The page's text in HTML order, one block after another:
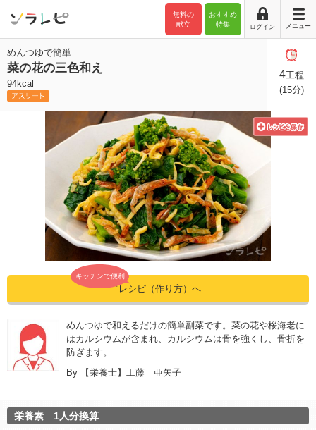
おすすめ
特集
無料の
献立
ログイン メニュー
めんつゆで簡単
菜の花の三色和え
94kcal
4工程
(15分)
キッチンで便利
”レシピ（作り方）へ
めんつゆで和えるだけの簡単副菜です。菜の花や桜海老に
はカルシウムが含まれ、カルシウムは骨を強くし、骨折を
防ぎます。
By
【栄養士】工藤 亜矢子
栄養素 1人分換算